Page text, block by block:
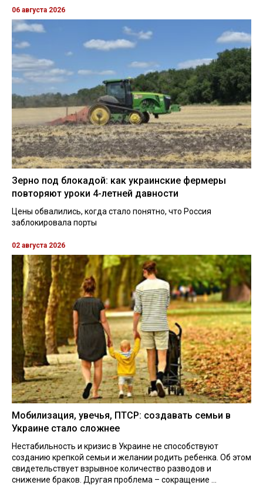
06 августа 2026
Зерно под блокадой: как украинские фермеры
повторяют уроки 4-летней давности
Цены обвалились, когда стало понятно, что Россия
заблокировала порты
02 августа 2026
Мобилизация, увечья, ПТСР: создавать семьи в
Украине стало сложнее
Нестабильность и кризис в Украине не способствуют
созданию крепкой семьи и желании родить ребенка. Об этом
свидетельствует взрывное количество разводов и
снижение браков. Другая проблема – сокращение ...